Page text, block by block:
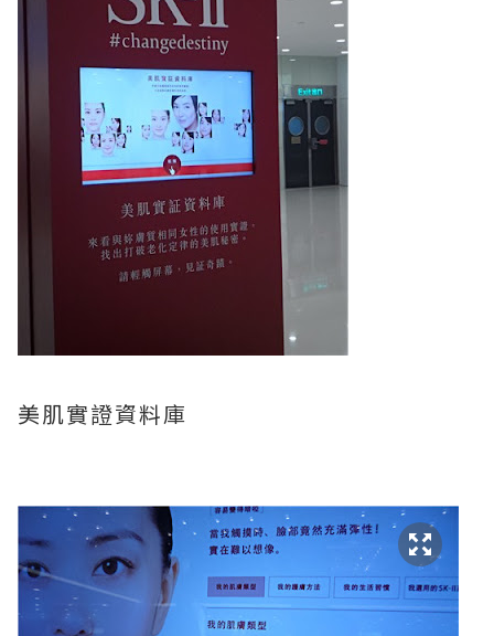
美肌實證資料庫